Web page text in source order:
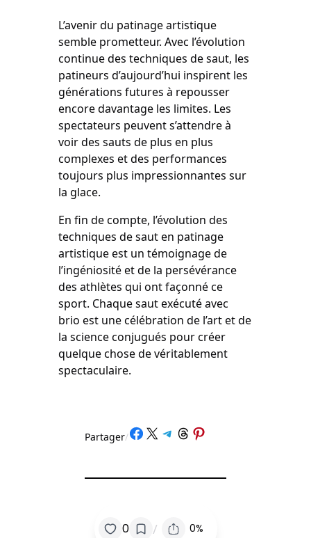
L’avenir du patinage artistique
semble prometteur. Avec l’évolution
continue des techniques de saut, les
patineurs d’aujourd’hui inspirent les
générations futures à repousser
encore davantage les limites. Les
spectateurs peuvent s’attendre à
voir des sauts de plus en plus
complexes et des performances
toujours plus impressionnantes sur
la glace.
En fin de compte, l’évolution des
techniques de saut en patinage
artistique est un témoignage de
l’ingéniosité et de la persévérance
des athlètes qui ont façonné ce
sport. Chaque saut exécuté avec
brio est une célébration de l’art et de
la science conjugués pour créer
quelque chose de véritablement
spectaculaire.
Partager/Partager sur Facebook Partager sur X Partager sur Telegram Partager sur Threads Partager sur Pinterest
0 / 0%